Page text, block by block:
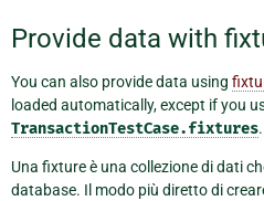
Provide data with
You can also provide data using
loaded automatically, except if you
TransactionTestCase.fixtures.
Una fixture è una collezione di dati
database. Il modo più diretto di